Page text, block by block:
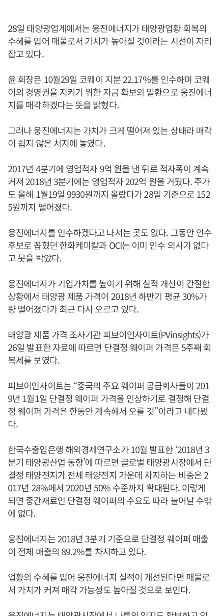
28일 태양광업계에서는 웅진에너지가 태양광업황 회복의
수혜를 입어 매물로서 가치가 높아질 것이라는 시선이 자리
잡고 있다.
윤 회장은 10월29일 코웨이 지분 22.17%를 인수하며 코웨
이의 경영권을 지키기 위한 자금 확보의 일환으로 웅진에너
지를 매각하겠다는 뜻을 밝혔다.
그러나 웅진에너지는 가치가 크게 떨어져 있는 상태라 매각
이 쉽지 않은 처지에 놓였다.
2017년 4분기에 영업적자 9억 원을 낸 뒤로 적자폭이 계속
커져 2018년 3분기에는 영업적자 202억 원을 거뒀다. 주가
도 올해 1월19일 9930원까지 올랐다가 28일 기준으로 152
5원까지 떨어졌다.
웅진에너지를 인수하겠다고 나서는 곳도 없다. 그동안 인수
후보로 꼽혔던 한화케미칼과 OCI는 이미 인수 의사가 없다
고 못을 박았다.
웅진에너지가 기업가치를 높이기 위해 실적 개선이 간절한
상황에서 태양광 제품 가격이 2018년 하반기 평균 30%가
량 떨어졌다가 최근 다시 오르고 있다.
태양광 제품 가격 조사기관 피브이인사이트(PVinsights)가
26일 발표한 자료에 따르면 단결정 웨이퍼 가격은 5주째 회
복세를 보였다.
피브이인사이트는 “중국의 주요 웨이퍼 공급회사들이 201
9년 1월1일 단결정 웨이퍼 가격을 인상하기로 결정해 단결
정 웨이퍼 가격은 한동안 계속해서 오를 것”이라고 내다봤
다.
한국수출입은행 해외경제연구소가 10월 발표한 ‘2018년 3
분기 태양광산업 동향’에 따르면 글로벌 태양광시장에서 단
결정 태양전지가 전체 태양전지 가운데 차지하는 비중은 2
017년 28%에서 2020년 50% 수준까지 확대된다. 이렇게
되면 중간재료인 단결정 웨이퍼의 수요도 따라 늘어날 수밖
에 없다.
웅진에너지는 2018년 3분기 기준으로 단결정 웨이퍼 매출
이 전체 매출의 89.2%를 차지하고 있다.
업황의 수혜를 입어 웅진에너지 실적이 개선된다면 매물로
서 가치가 커져 매각 가능성도 높아질 것으로 보인다.